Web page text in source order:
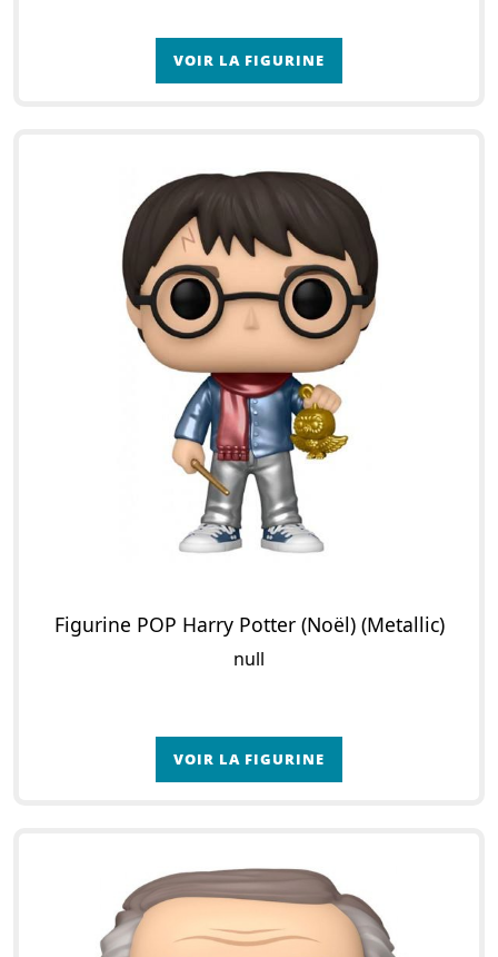
VOIR LA FIGURINE
Figurine POP Harry Potter (Noël) (Metallic)
null
VOIR LA FIGURINE